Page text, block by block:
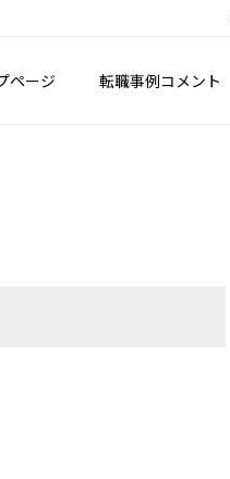
ページ 転職事例コメント